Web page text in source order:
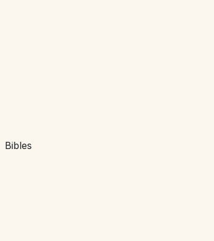
Bibles